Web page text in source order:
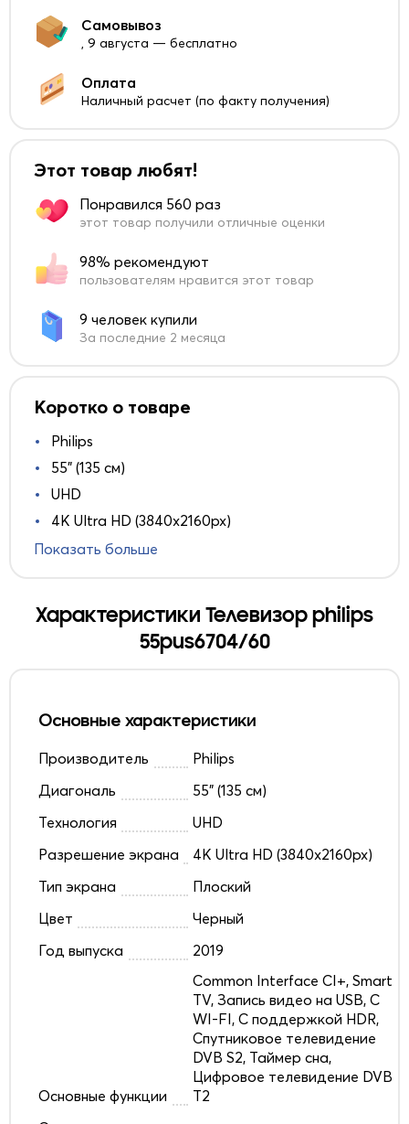
Самовывоз
, 9 августа — бесплатно
Оплата
Наличный расчет (по факту получения)
Этот товар любят!
Понравился 560 раз
этот товар получили отличные оценки
98% рекомендуют
пользователям нравится этот товар
9 человек купили
За последние 2 месяца
Коротко о товаре
Philips
55" (135 см)
UHD
4K Ultra HD (3840x2160px)
Показать больше
Характеристики Телевизор philips
55pus6704/60
Основные характеристики
Производитель
Philips
Диагональ
55" (135 см)
Технология
UHD
Разрешение экрана
4K Ultra HD (3840x2160px)
Тип экрана
Плоский
Цвет
Черный
Год выпуска
2019
Основные функции
Common Interface CI+, Smart
TV, Запись видео на USB, С
WI-FI, С поддержкой HDR,
Спутниковое телевидение
DVB S2, Таймер сна,
Цифровое телевидение DVB
T2